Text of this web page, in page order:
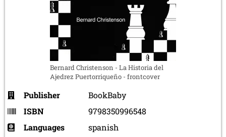
Bernard Christenson - La Historia del
Ajedrez Puertorriqueño - frontcover
Publisher
BookBaby
ISBN
9798350996548
Languages
spanish